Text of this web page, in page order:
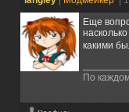
Еще
какими
По